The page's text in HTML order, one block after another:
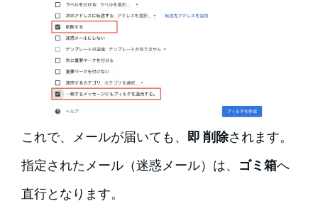
これで、メールが届いても、 即 削除されます。
指定されたメール（迷惑メール）は、
ゴミ箱へ
直行となります。